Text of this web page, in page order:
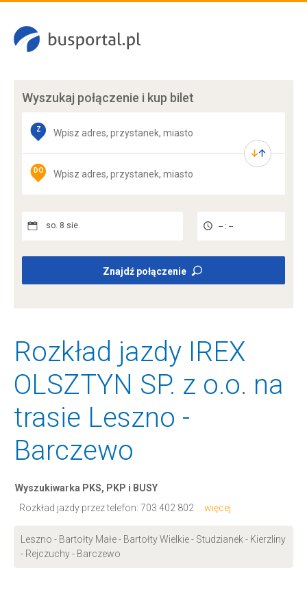
Wyszukaj połączenie i kup bilet
Z
DO
so. 8 sie. -- : --
Znajdź połączenie
Rozkład jazdy IREX
OLSZTYN SP. z o.o. na
trasie Leszno -
Barczewo
Wyszukiwarka PKS, PKP i BUSY
Rozkład jazdy przez telefon: 703 402 802 ... więcej
Leszno - Bartołty Małe - Bartołty Wielkie - Studzianek - Kierzliny
- Rejczuchy - Barczewo